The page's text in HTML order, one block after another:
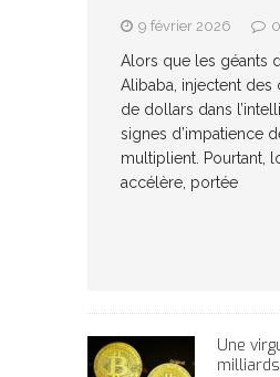
9 février 2026 0
Alors que les géants
Alibaba, injectent des
de dollars dans
signes d’impatience
multiplient. Pourtant,
accélère, portée
Une